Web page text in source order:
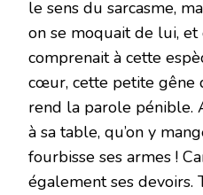
le sens du sarcasme,
on se moquait de lui,
comprenait à cette
cœur, cette petite gêne
rend la parole pénible.
à sa table, qu’on y
fourbisse ses armes !
également ses devoirs.